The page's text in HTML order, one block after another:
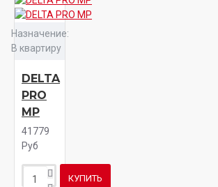
Назначение:
В квартиру
DELTA
PRO
MP
41779
Руб
КУПИТЬ